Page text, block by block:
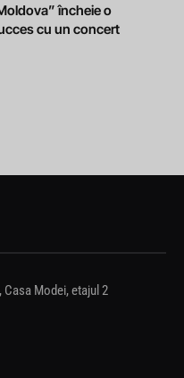
încheie o
cu un concert
Modei, etajul 2